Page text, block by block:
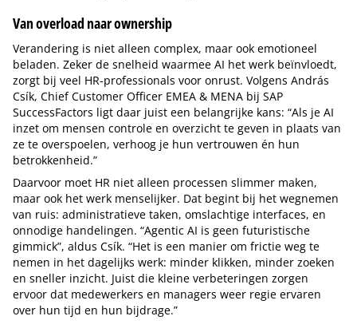
Van overload naar ownership
Verandering is niet alleen complex, maar ook emotioneel
beladen. Zeker de snelheid waarmee AI het werk beïnvloedt,
zorgt bij veel HR-professionals voor onrust. Volgens András
Csík, Chief Customer Officer EMEA & MENA bij SAP
SuccessFactors ligt daar juist een belangrijke kans: “Als je AI
inzet om mensen controle en overzicht te geven in plaats van
ze te overspoelen, verhoog je hun vertrouwen én hun
betrokkenheid.”
Daarvoor moet HR niet alleen processen slimmer maken,
maar ook het werk menselijker. Dat begint bij het wegnemen
van ruis: administratieve taken, omslachtige interfaces, en
onnodige handelingen. “Agentic AI is geen futuristische
gimmick”, aldus Csík. “Het is een manier om frictie weg te
nemen in het dagelijks werk: minder klikken, minder zoeken
en sneller inzicht. Juist die kleine verbeteringen zorgen
ervoor dat medewerkers en managers weer regie ervaren
over hun tijd en hun bijdrage.”